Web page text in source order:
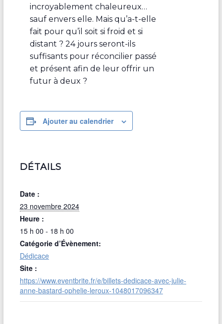
incroyablement chaleureux…
sauf envers elle. Mais qu’a-t-elle
fait pour qu’il soit si froid et si
distant ? 24 jours seront-ils
suffisants pour réconcilier passé
et présent afin de leur offrir un
futur à deux ?
Ajouter au calendrier
DÉTAILS
Date :
23 novembre 2024
Heure :
15 h 00 - 18 h 00
Catégorie d’Évènement:
Dédicace
Site :
https://www.eventbrite.fr/e/billets-dedicace-avec-julie-
anne-bastard-ophelie-leroux-1048017096347